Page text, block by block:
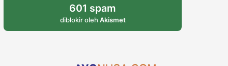
601 spam
diblokir oleh Akismet